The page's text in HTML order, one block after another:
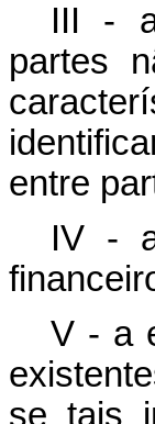
III - a
partes
entre
IV -
V - a
se tais